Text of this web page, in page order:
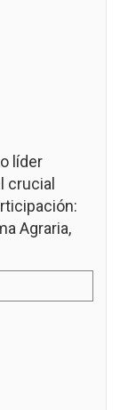
líder
crucial
Agraria,